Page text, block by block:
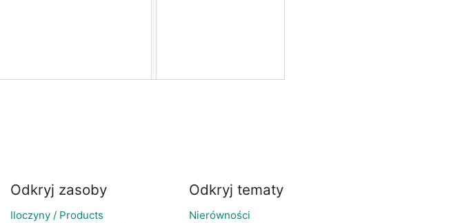
Odkryj zasoby
Iloczyny / Products
Odkryj tematy
Nierówności